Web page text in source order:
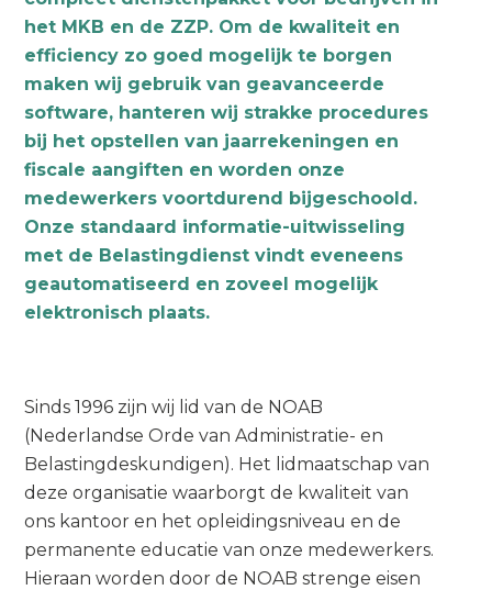
het MKB en de ZZP. Om de kwaliteit en
efficiency zo goed mogelijk te borgen
maken wij gebruik van geavanceerde
software, hanteren wij strakke procedures
bij het opstellen van jaarrekeningen en
fiscale aangiften en worden onze
medewerkers voortdurend bijgeschoold.
Onze standaard informatie-uitwisseling
met de Belastingdienst vindt eveneens
geautomatiseerd en zoveel mogelijk
elektronisch plaats.
Sinds 1996 zijn wij lid van de NOAB
(Nederlandse Orde van Administratie- en
Belastingdeskundigen). Het lidmaatschap van
deze organisatie waarborgt de kwaliteit van
ons kantoor en het opleidingsniveau en de
permanente educatie van onze medewerkers.
Hieraan worden door de NOAB strenge eisen